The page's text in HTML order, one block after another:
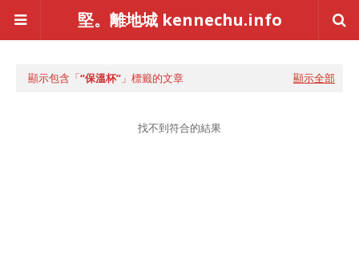
堅。離地城 kennechu.info
顯示包含「 保溫杯 」標籤的文章 顯示全部
找不到符合的結果